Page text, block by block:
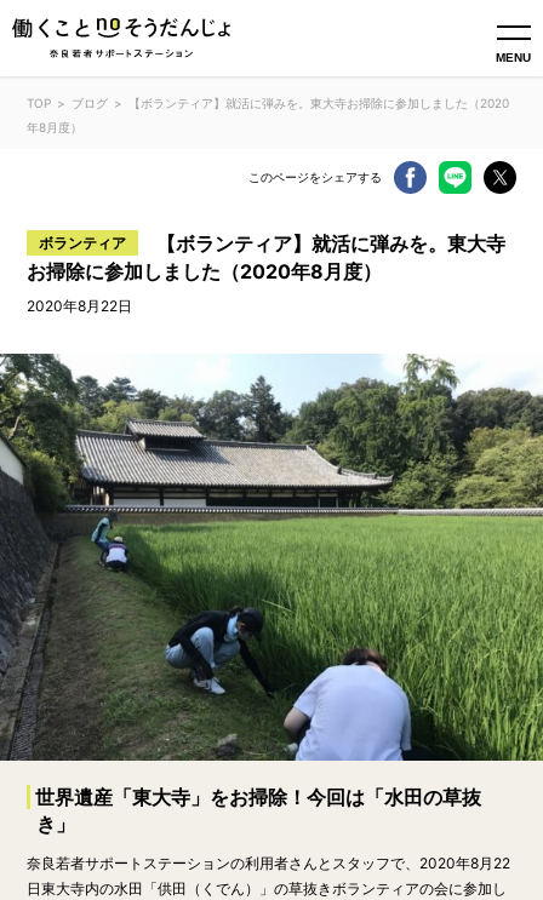
MENU
TOP ブログ
【ボランティア】就活に弾みを。東大寺お掃除に参加しました（2020
年8月度）
このページをシェアする
ボランティア
【ボランティア】就活に弾みを。東大寺
お掃除に参加しました（2020年8月度）
2020年8月22日
世界遺産「東大寺」をお掃除！今回は「水田の草抜
き」
奈良若者サポートステーションの利用者さんとスタッフで、2020年8月22
日東大寺内の水田「供田（くでん）」の草抜きボランティアの会に参加し